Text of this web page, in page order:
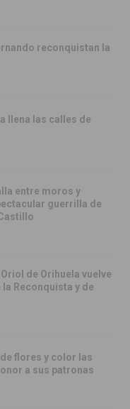
reconquistan la
llena las calles de
entre moros y
guerrilla de
de Orihuela vuelve
Reconquista y de
flores y color las
a sus patronas